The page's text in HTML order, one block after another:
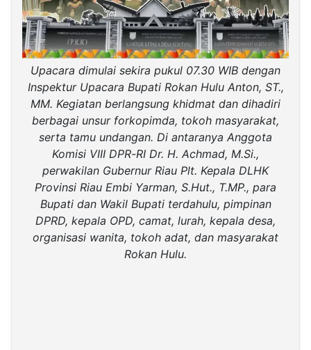
Upacara dimulai sekira pukul 07.30 WIB dengan
Inspektur Upacara Bupati Rokan Hulu Anton, ST.,
MM. Kegiatan berlangsung khidmat dan dihadiri
berbagai unsur forkopimda, tokoh masyarakat,
serta tamu undangan. Di antaranya Anggota
Komisi VIII DPR-RI Dr. H. Achmad, M.Si.,
perwakilan Gubernur Riau Plt. Kepala DLHK
Provinsi Riau Embi Yarman, S.Hut., T.MP., para
Bupati dan Wakil Bupati terdahulu, pimpinan
DPRD, kepala OPD, camat, lurah, kepala desa,
organisasi wanita, tokoh adat, dan masyarakat
Rokan Hulu.